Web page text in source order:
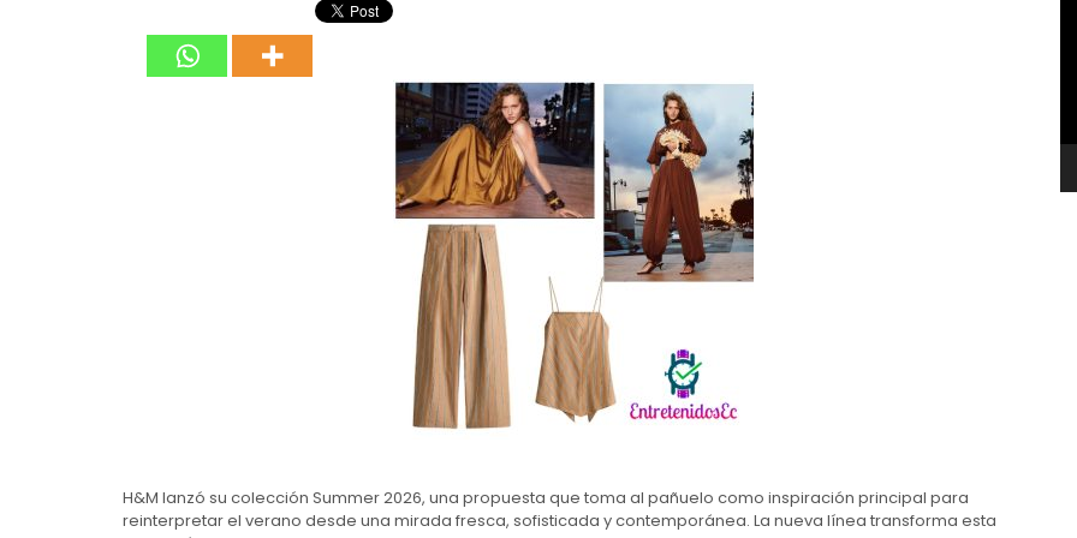
H&M lanzó su colección Summer 2026, una propuesta que toma al pañuelo como inspiración principal para
reinterpretar el verano desde una mirada fresca, sofisticada y contemporánea. La nueva línea transforma esta